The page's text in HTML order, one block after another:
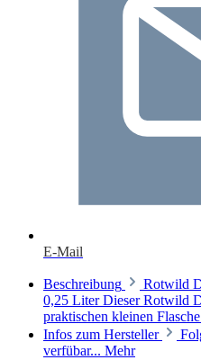
E-Mail
Beschreibung
Rotwild
0,25 Liter Dieser Rotwild
praktischen kleinen
Infos zum Hersteller
verfübar... Mehr